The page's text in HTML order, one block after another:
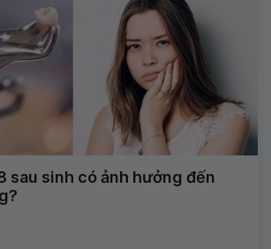
sau sinh có ảnh hưởng đến